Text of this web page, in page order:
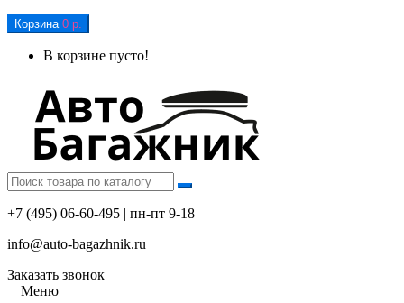
Корзина 0 р.
В корзине пусто!
+7 (495) 06-60-495 | пн-пт 9-18
info@auto-bagazhnik.ru
Заказать звонок
Меню